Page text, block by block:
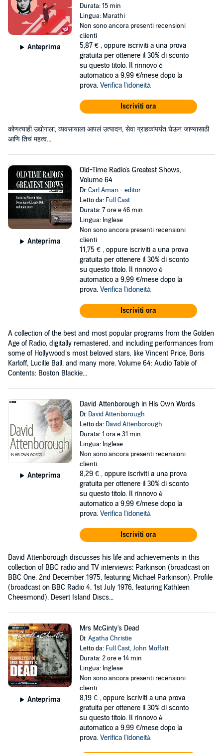
Anteprima
Durata: 15 min
Lingua: Marathi
Non sono ancora presenti recensioni
clienti
5,87 € , oppure iscriviti a una prova
gratuita per ottenere il 30% di sconto
su questo titolo. Il rinnovo è
automatico a 9,99 €/mese dopo la
prova. Verifica l'idoneità
Iscriviti ora
कोणत्याही उद्योगाला, व्यवसायाला आपलं उत्पादन, सेवा ग्राहकांपर्यंत घेऊन जाण्यासाठी
आणि तिचं महत्व...
Anteprima
Old-Time Radio's Greatest Shows,
Volume 64
Di:Carl Amari - editor
Letto da: Full Cast
Durata: 7 ore e 46 min
Lingua: Inglese
Non sono ancora presenti recensioni
clienti
11,75 € , oppure iscriviti a una prova
gratuita per ottenere il 30% di sconto
su questo titolo. Il rinnovo è
automatico a 9,99 €/mese dopo la
prova. Verifica l'idoneità
Iscriviti ora
A collection of the best and most popular programs from the Golden
Age of Radio, digitally remastered, and including performances from
some of Hollywood’s most beloved stars, like Vincent Price, Boris
Karloff, Lucille Ball, and many more. Volume 64: Audio Table of
Contents: Boston Blackie...
Anteprima
David Attenborough in His Own Words
Di: David Attenborough
Letto da: David Attenborough
Durata: 1 ora e 31 min
Lingua: Inglese
Non sono ancora presenti recensioni
clienti
8,29 € , oppure iscriviti a una prova
gratuita per ottenere il 30% di sconto
su questo titolo. Il rinnovo è
automatico a 9,99 €/mese dopo la
prova. Verifica l'idoneità
Iscriviti ora
David Attenborough discusses his life and achievements in this
collection of BBC radio and TV interviews: Parkinson (broadcast on
BBC One, 2nd December 1975, featuring Michael Parkinson). Profile
(broadcast on BBC Radio 4, 1st July 1976, featuring Kathleen
Cheesmond). Desert Island Discs...
Anteprima
Mrs McGinty's Dead
Di:Agatha Christie
Letto da: Full Cast,John Moffatt
Durata: 2 ore e 14 min
Lingua: Inglese
Non sono ancora presenti recensioni
clienti
8,19 € , oppure iscriviti a una prova
gratuita per ottenere il 30% di sconto
su questo titolo. Il rinnovo è
automatico a 9,99 €/mese dopo la
prova. Verifica l'idoneità